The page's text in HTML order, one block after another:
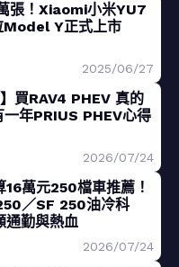
張！Xiaomi小米YU7
Y正式上市
2025/06/27
買RAV4 PHEV 真的
年PRIUS PHEV心得
2026/07/24
16萬元250檔車推薦！
／SF 250油冷科
通勤與熱血
2026/07/24